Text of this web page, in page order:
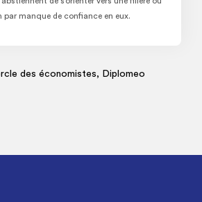
manque de confiance en eux.
des économistes, Diplomeo